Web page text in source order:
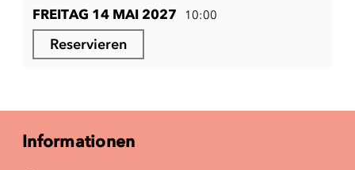
FREITAG 14 MAI 2027 10:00
Reservieren
Informationen